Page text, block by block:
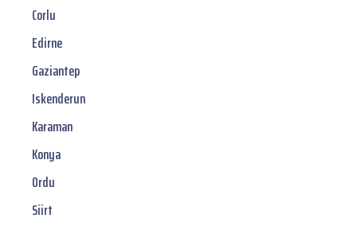
Corlu
Edirne
Gaziantep
Iskenderun
Karaman
Konya
Ordu
Siirt